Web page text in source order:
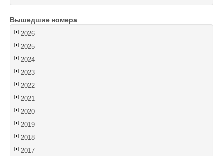
Поиск
Войти
Вышедшие номера
2026
2025
2024
2023
2022
2021
2020
2019
2018
2017